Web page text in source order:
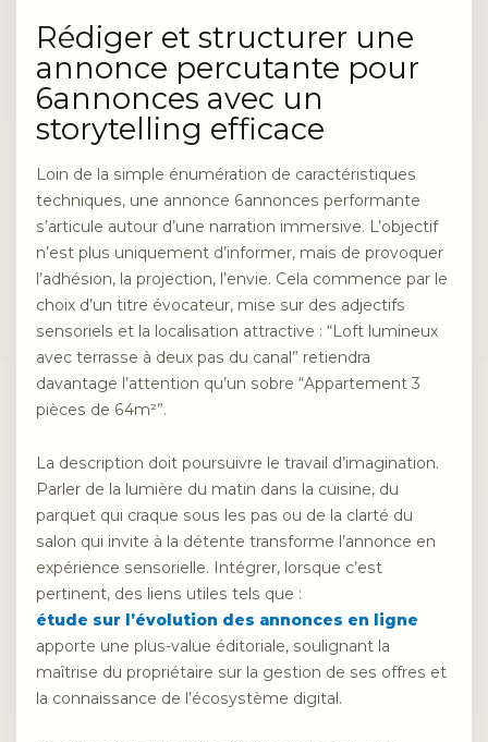
Rédiger et structurer une
annonce percutante pour
6annonces avec un
storytelling efficace
Loin de la simple énumération de caractéristiques
techniques, une annonce 6annonces performante
s’articule autour d’une narration immersive. L’objectif
n’est plus uniquement d’informer, mais de provoquer
l’adhésion, la projection, l’envie. Cela commence par le
choix d’un titre évocateur, mise sur des adjectifs
sensoriels et la localisation attractive : “Loft lumineux
avec terrasse à deux pas du canal” retiendra
davantage l’attention qu’un sobre “Appartement 3
pièces de 64m²”.
La description doit poursuivre le travail d’imagination.
Parler de la lumière du matin dans la cuisine, du
parquet qui craque sous les pas ou de la clarté du
salon qui invite à la détente transforme l’annonce en
expérience sensorielle. Intégrer, lorsque c’est
pertinent, des liens utiles tels que :
étude sur l’évolution des annonces en ligne
apporte une plus-value éditoriale, soulignant la
maîtrise du propriétaire sur la gestion de ses offres et
la connaissance de l’écosystème digital.